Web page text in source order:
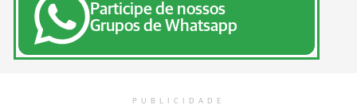
Participe de nossos
Grupos de Whatsapp
PUBLICIDADE